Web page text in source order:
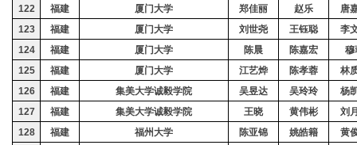
122
福建 厦门大学 郑佳丽 赵乐
唐
123
福建 厦门大学 刘世尧 王钰聪
李
124
福建 厦门大学 陈晨 陈嘉宏
穆
125
福建 厦门大学 江艺烨 陈孝蓉
林
126
福建 集美大学诚毅学院 吴昱达 吴玲玲
杨
127
福建 集美大学诚毅学院 王晓 黄伟彬
刘
128
福建 福州大学 陈亚锦 姚皓籍
黄